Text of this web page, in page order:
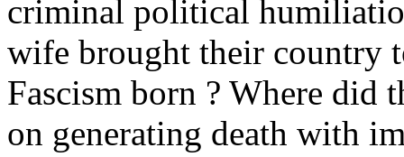
criminal political
wife brought their country
Fascism born ? Where did
on generating death with